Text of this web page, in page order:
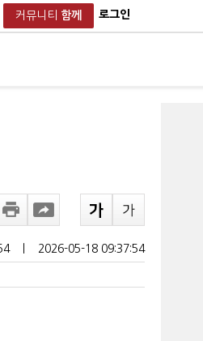
커뮤니티 함께 로그인
2026-05-18 09:37:54